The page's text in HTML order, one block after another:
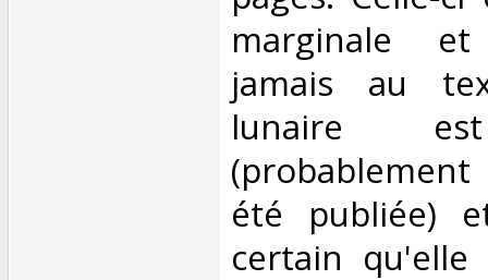
marginale
jamais au
lunaire
été publiée)
certain